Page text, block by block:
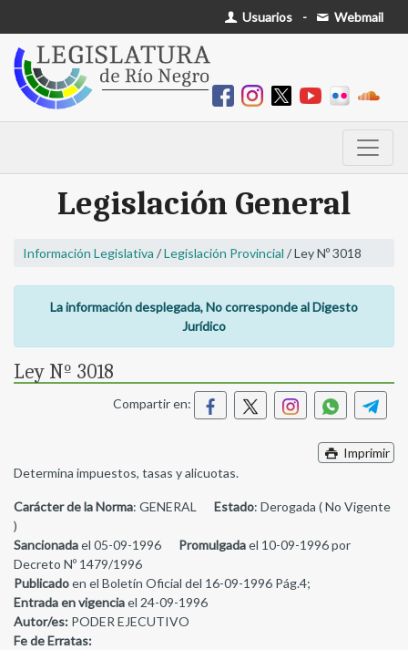
Usuarios - Webmail
Legislación General
Información Legislativa /Legislación Provincial / Ley Nº 3018
La información desplegada, No corresponde al Digesto
Jurídico
Ley Nº 3018
Compartir en:
Imprimir
Determina impuestos, tasas y alicuotas.
Carácter de la Norma: GENERAL Estado: Derogada ( No Vigente
)
Sancionadael 05-09-1996 Promulgadael 10-09-1996 por
Decreto Nº 1479/1996
Publicadoen el Boletín Oficial del 16-09-1996 Pág.4;
Entrada en vigenciael 24-09-1996
Autor/es: PODER EJECUTIVO
Fe de Erratas: